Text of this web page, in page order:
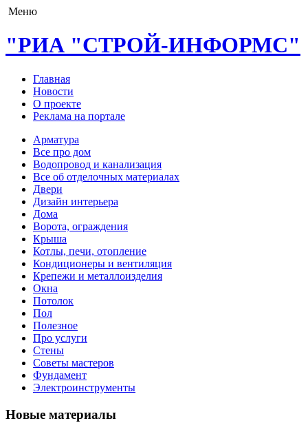
Меню
"РИА "СТРОЙ-ИНФОРМС"
Главная
Новости
О проекте
Реклама на портале
Арматура
Все про дом
Водопровод и канализация
Все об отделочных материалах
Двери
Дизайн интерьера
Дома
Ворота, ограждения
Крыша
Котлы, печи, отопление
Кондиционеры и вентиляция
Крепежи и металлоизделия
Окна
Потолок
Пол
Полезное
Про услуги
Стены
Советы мастеров
Фундамент
Электроинструменты
Новые материалы